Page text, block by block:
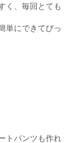
く、毎回とても
単にできてびっ
トパンツも作れ